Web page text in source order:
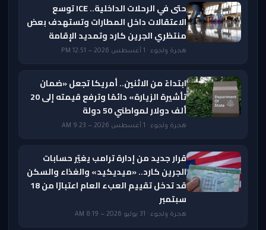
حتى في الرحلات الداخلية.. ICE توسع
الاعتقالات داخل المطارات وتستهدف بعض
منتظري الجرين كارد وتمديد الإقامة
هجرة ولجوء · 1 أغسطس 2026 — 12:51 PM
ابتداءً من الاثنين.. أمريكا تجعل «ضمان
تأشيرة الزيارة» دائمًا وترفع قيمته إلى 20
ألف دولار لمواطني 50 دولة
هجرة ولجوء · 1 أغسطس 2026 — 9:23 AM
قرار جديد من إدارة ترامب يغيّر حسابات
الجرين كارد.. «ميديكيد» والغذاء والسكن
قد تدخل تقييم العبء العام اعتبارًا من 18
سبتمبر
هجرة ولجوء · 31 يوليو 2026 — 8:19 AM